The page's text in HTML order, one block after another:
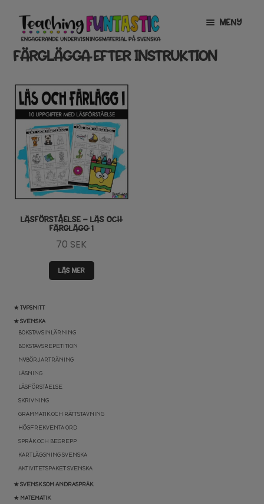
Hoppa
till
navigering
Gå
till
innehåll
MENY
INFO
EXPANDERA
MITT KONTO
GRATISMATERIAL
BUTIK
LICENSER
FÄRGLÄGGA EFTER INSTRUKTION
★ TYPSNITT
★ SVENSKA
BOKSTAVSINLÄRNING
BOKSTAVSREPETITION
NYBÖRJARTRÄNING
LÄSNING
LÄSFÖRSTÅELSE
SKRIVNING
GRAMMATIK OCH RÄTTSTAVNING
HÖGFREKVENTA ORD
SPRÅK OCH BEGREPP
KARTLÄGGNING SVENSKA
AKTIVITETSPAKET SVENSKA
★ SVENSK SOM ANDRASPRÅK
★ MATEMATIK
LÄSFÖRSTÅELSE – LÄS OCH
FÄRGLÄGG 1
70 SEK
LÄS MER